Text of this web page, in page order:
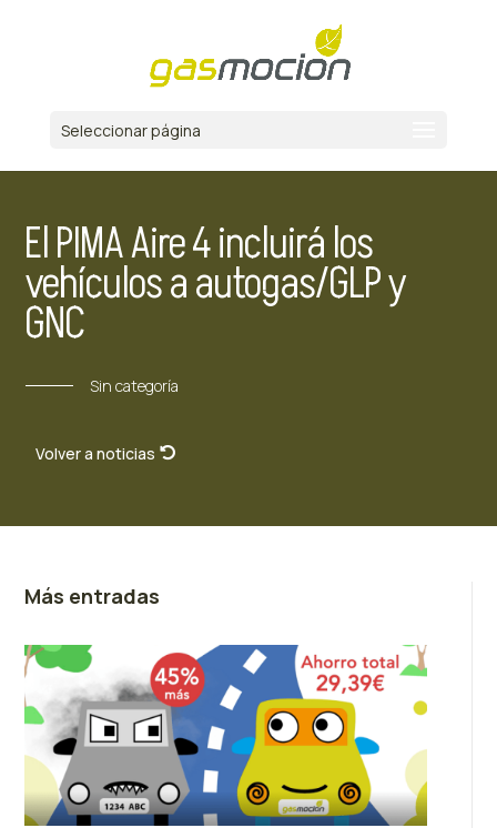
Seleccionar página
El PIMA Aire 4 incluirá los
vehículos a autogas/GLP y
GNC
Sin categoría
Volver a noticias
Más entradas